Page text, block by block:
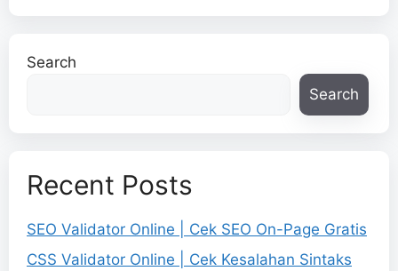
Search
Search
Recent Posts
SEO Validator Online | Cek SEO On-Page Gratis
CSS Validator Online | Cek Kesalahan Sintaks